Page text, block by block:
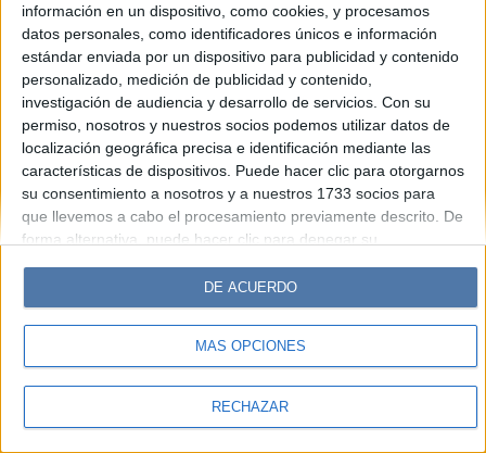
información en un dispositivo, como cookies, y procesamos
datos personales, como identificadores únicos e información
estándar enviada por un dispositivo para publicidad y contenido
personalizado, medición de publicidad y contenido,
investigación de audiencia y desarrollo de servicios. Con su
permiso, nosotros y nuestros socios podemos utilizar datos de
localización geográfica precisa e identificación mediante las
características de dispositivos. Puede hacer clic para otorgarnos
su consentimiento a nosotros y a nuestros 1733 socios para
que llevemos a cabo el procesamiento previamente descrito. De
forma alternativa, puede hacer clic para denegar su
cambiar sus preferencias antes de otorgar su consentimiento.
Tenga en cuenta que algún procesamiento de sus datos
personales puede no requerir de su consentimiento, pero usted
tiene el derecho de rechazar tal procesamiento. Sus
sus preferencias o retirar su consentimiento en cualquier
MÁS OPCIONES
RECHAZAR
DE ACUERDO
© Perfil.com 2006-2019 - Todos los derechos reservados
Registro de Propiedad Intelectual: Nro. 5346433